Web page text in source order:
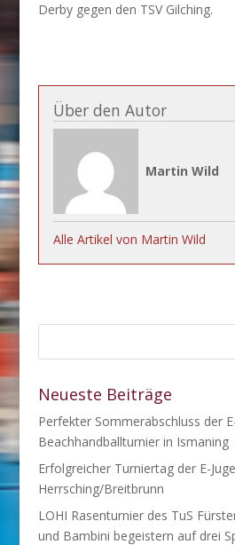
Derby gegen den TSV Gilching.
Über den Autor
Martin Wild
Alle Artikel von Martin Wild
Neueste Beiträge
Perfekter Sommerabschluss der
Beachhandballturnier in Ismaning
Erfolgreicher Turniertag der E-
Herrsching/Breitbrunn
LOHI Rasenturnier des TuS
und Bambini begeistern auf drei